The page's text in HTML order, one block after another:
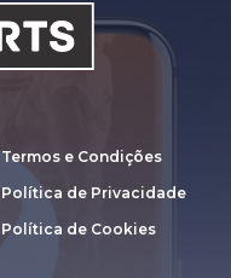
Termos e Condições
Política de Privacidade
Política de Cookies